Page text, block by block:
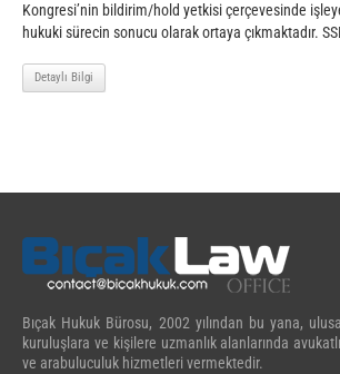
Kongresi’nin bildirim/hold yetkisi çerçevesinde
hukuki sürecin sonucu olarak ortaya çıkmaktadır.
Detaylı Bilgi
Bıçak Hukuk Bürosu, 2002 yılından bu yana,
kuruluşlara ve kişilere uzmanlık alanlarında
ve arabuluculuk hizmetleri vermektedir.